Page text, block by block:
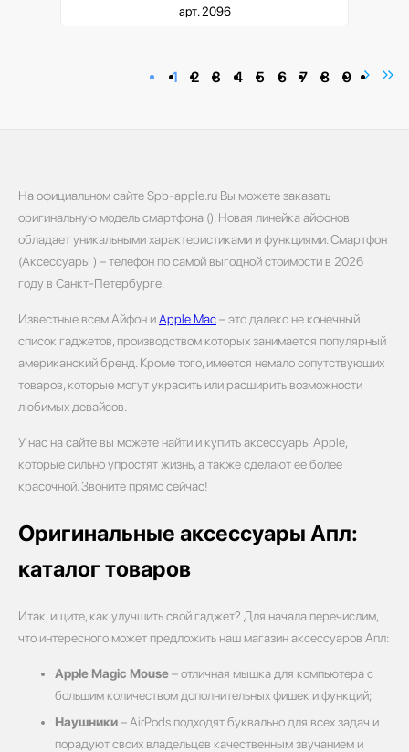
арт. 2096
1 2 3 4 5 6 7 8 9
На официальном сайте Spb-apple.ru Вы можете заказать
оригинальную модель смартфона (). Новая линейка айфонов
обладает уникальными характеристиками и функциями. Смартфон
(Аксессуары ) – телефон по самой выгодной стоимости в 2026
году в Санкт-Петербурге.
Известные всем Айфон иApple Mac– это далеко не конечный
список гаджетов, производством которых занимается популярный
американский бренд. Кроме того, имеется немало сопутствующих
товаров, которые могут украсить или расширить возможности
любимых девайсов.
У нас на сайте вы можете найти и купить аксессуары Apple,
которые сильно упростят жизнь, а также сделают ее более
красочной. Звоните прямо сейчас!
Оригинальные аксессуары Апл:
каталог товаров
Итак, ищите, как улучшить свой гаджет? Для начала перечислим,
что интересного может предложить наш магазин аксессуаров Апл:
Apple Magic Mouse– отличная мышка для компьютера с
большим количеством дополнительных фишек и функций;
Наушники– AirPods подходят буквально для всех задач и
порадуют своих владельцев качественным звучанием и